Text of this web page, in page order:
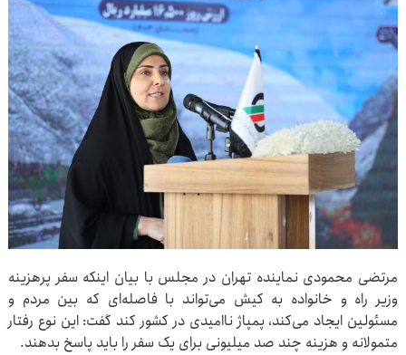
مرتضی محمودی نماینده تهران در مجلس با بیان اینکه سفر پرهزینه
وزیر راه و خانواده به کیش می‌تواند با فاصله‌ای که بین مردم و
مسئولین ایجاد می‌کند، پمپاژ ناامیدی در کشور کند گفت: این نوع رفتار
متمولانه و هزینه چند صد میلیونی برای یک سفر را باید پاسخ بدهند.